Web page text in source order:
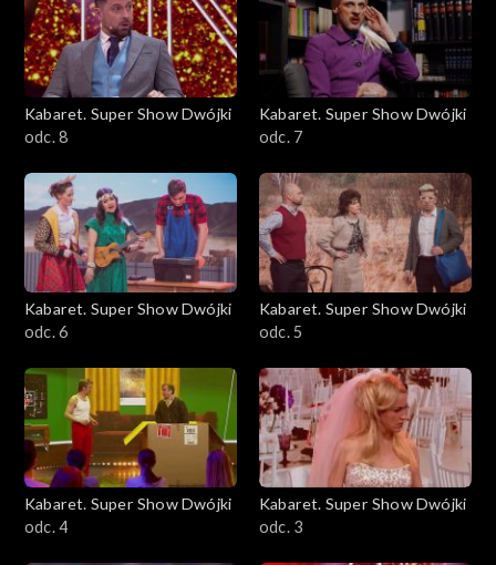
Kabaret. Super Show Dwójki
odc. 8
Kabaret. Super Show Dwójki
odc. 7
Kabaret. Super Show Dwójki
odc. 6
Kabaret. Super Show Dwójki
odc. 5
Kabaret. Super Show Dwójki
odc. 4
Kabaret. Super Show Dwójki
odc. 3